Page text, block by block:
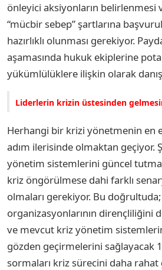
önleyici aksiyonların
“mücbir sebep” şartlarına
hazırlıklı olunması gerekiyor.
aşamasında hukuk ekiplerine
yükümlülüklere ilişkin olarak
Liderlerin krizin üstesinden
Herhangi bir krizi yönetmenin en
adım ilerisinde olmaktan geçiyor.
yönetim sistemlerini güncel
kriz öngörülmese dahi farklı
olmaları gerekiyor. Bu
organizasyonlarının dirençliliğini
ve mevcut kriz yönetim
gözden geçirmelerini sağlayacak
sormaları kriz sürecini daha